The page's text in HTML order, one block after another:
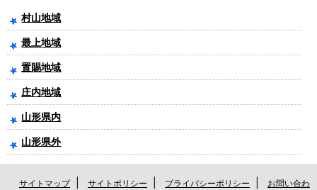
村山地域
最上地域
置賜地域
庄内地域
山形県内
山形県外
サイトマップ サイトポリシー プライバシーポリシー お問い合わ